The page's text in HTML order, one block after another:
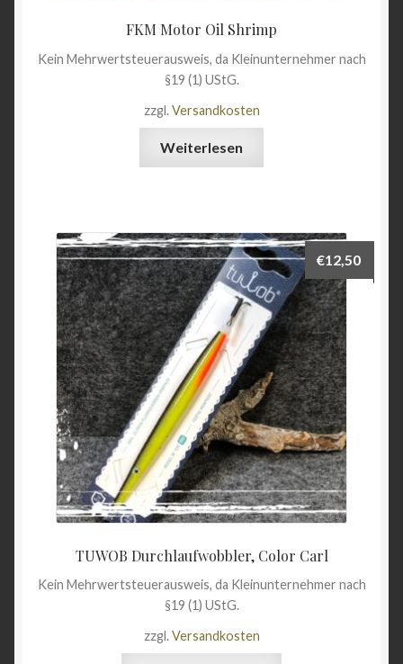
FKM Motor Oil Shrimp
Kein Mehrwertsteuerausweis, da Kleinunternehmer nach
§19 (1) UStG.
zzgl.Versandkosten
Weiterlesen
TUWOB Durchlaufwobbler, Color Carl
€12,50
Kein Mehrwertsteuerausweis, da Kleinunternehmer nach
§19 (1) UStG.
zzgl.Versandkosten